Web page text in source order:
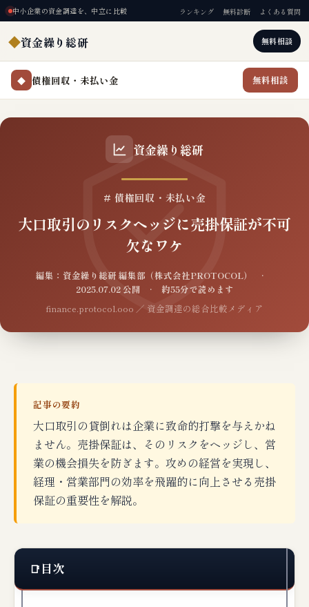
中小企業の資金調達を、中立に比較 ランキング 無料診断 よくある質問
◆資金繰り総研 無料相談
◆ 債権回収・未払い金 無料相談
資金繰り総研
# 債権回収・未払い金
大口取引のリスクヘッジに売掛保証が不可
欠なワケ
編集：資金繰り総研 編集部（株式会社PROTOCOL） ·
2025.07.02 公開 · 約55分で読めます
finance.protocol.ooo ／ 資金調達の総合比較メディア
記事の要約
大口取引の貸倒れは企業に致命的打撃を与えかね
ません。売掛保証は、そのリスクをヘッジし、営
業の機会損失を防ぎます。攻めの経営を実現し、
経理・営業部門の効率を飛躍的に向上させる売掛
保証の重要性を解説。
目次